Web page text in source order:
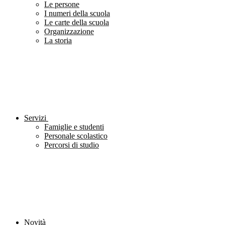
Le persone
I numeri della scuola
Le carte della scuola
Organizzazione
La storia
Servizi
Famiglie e studenti
Personale scolastico
Percorsi di studio
Novità